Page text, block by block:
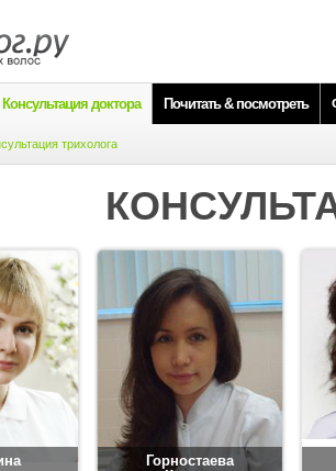
Консультация доктора Почитать & посмотреть
трихолога
Горностаева